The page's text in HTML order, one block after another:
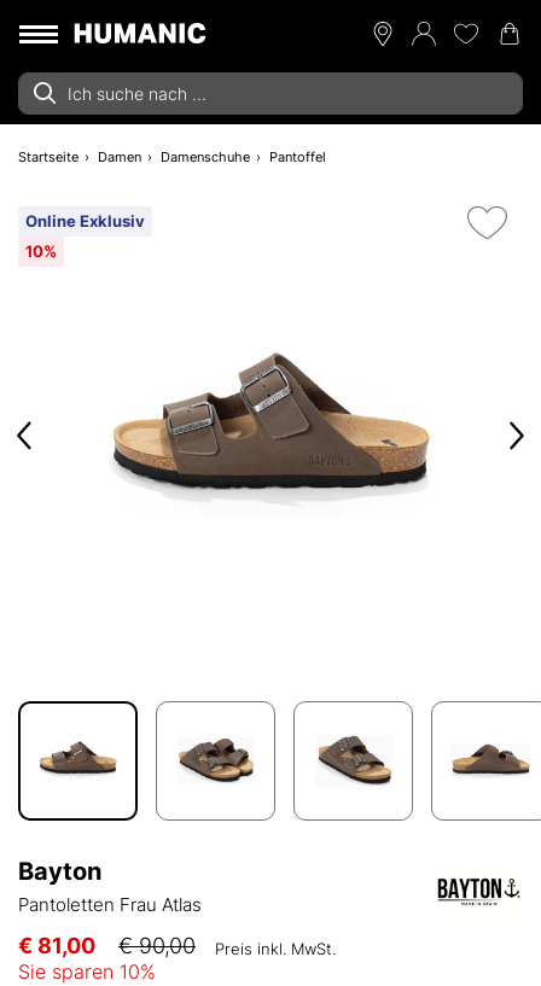
Startseite Damen Damenschuhe Pantoffel
Online Exklusiv
10%
Bayton
Pantoletten Frau Atlas
€ 81,00 € 90,00 Preis inkl. MwSt.
Sie sparen 10%